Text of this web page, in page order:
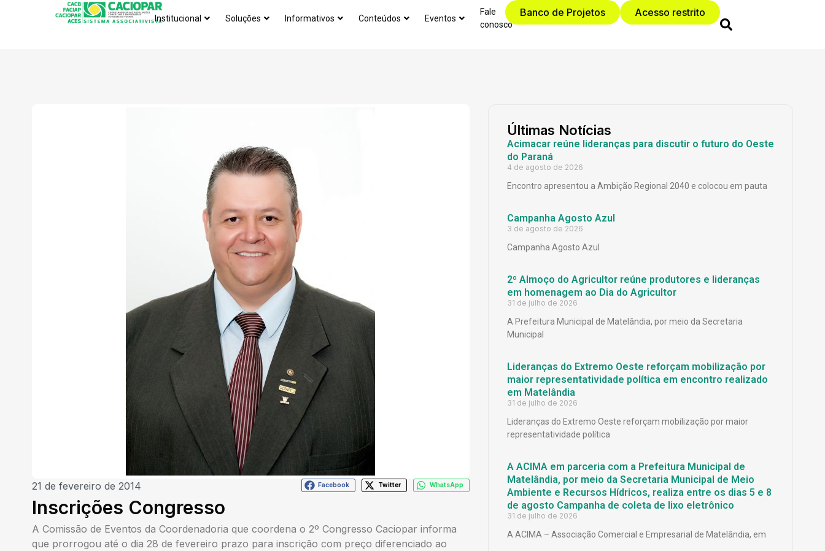
Institucional Soluções Informativos Conteúdos Eventos
Fale
conosco
Banco de Projetos Acesso restrito
21 de fevereiro de 2014 Facebook Twitter WhatsApp
Inscrições Congresso
A Comissão de Eventos da Coordenadoria que coordena o 2º Congresso Caciopar informa
que prorrogou até o dia 28 de fevereiro prazo para inscrição com preço diferenciado ao
Últimas Notícias
Acimacar reúne lideranças para discutir o futuro do Oeste
do Paraná
4 de agosto de 2026
Encontro apresentou a Ambição Regional 2040 e colocou em pauta
Campanha Agosto Azul
3 de agosto de 2026
Campanha Agosto Azul
2º Almoço do Agricultor reúne produtores e lideranças
em homenagem ao Dia do Agricultor
31 de julho de 2026
A Prefeitura Municipal de Matelândia, por meio da Secretaria
Municipal
Lideranças do Extremo Oeste reforçam mobilização por
maior representatividade política em encontro realizado
em Matelândia
31 de julho de 2026
Lideranças do Extremo Oeste reforçam mobilização por maior
representatividade política
A ACIMA em parceria com a Prefeitura Municipal de
Matelândia, por meio da Secretaria Municipal de Meio
Ambiente e Recursos Hídricos, realiza entre os dias 5 e 8
de agosto Campanha de coleta de lixo eletrônico
31 de julho de 2026
A ACIMA – Associação Comercial e Empresarial de Matelândia, em